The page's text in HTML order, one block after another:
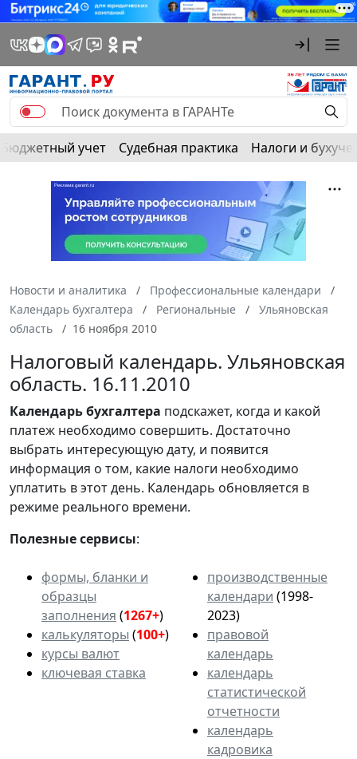
Бюджетный учет Судебная практика Налоги и
Новости и аналитика
Профессиональные календари
Календарь бухгалтера
Региональные
Ульяновская
область
16 ноября 2010
Налоговый календарь. Ульяновская
область. 16.11.2010
Календарьбухгалтера подскажет, когда и какой
платеж необходимо совершить. Достаточно
выбрать интересующую дату, и появится
информация о том, какие налоги необходимо
уплатить в этот день. Календарь обновляется в
режиме реального времени.
Полезные сервисы:
формы, бланки и
образцы
заполнения (1267+)
калькуляторы (100+)
курсы валют
ключевая ставка
производственные
календари (1998-
2023)
правовой
календарь
календарь
статистической
отчетности
календарь
кадровика